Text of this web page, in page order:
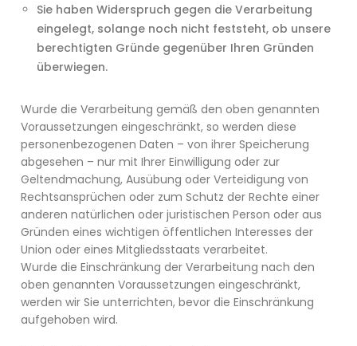
Sie haben Widerspruch gegen die Verarbeitung
eingelegt, solange noch nicht feststeht, ob unsere
berechtigten Gründe gegenüber Ihren Gründen
überwiegen.
Wurde die Verarbeitung gemäß den oben genannten
Voraussetzungen eingeschränkt, so werden diese
personenbezogenen Daten – von ihrer Speicherung
abgesehen – nur mit Ihrer Einwilligung oder zur
Geltendmachung, Ausübung oder Verteidigung von
Rechtsansprüchen oder zum Schutz der Rechte einer
anderen natürlichen oder juristischen Person oder aus
Gründen eines wichtigen öffentlichen Interesses der
Union oder eines Mitgliedsstaats verarbeitet.
Wurde die Einschränkung der Verarbeitung nach den
oben genannten Voraussetzungen eingeschränkt,
werden wir Sie unterrichten, bevor die Einschränkung
aufgehoben wird.